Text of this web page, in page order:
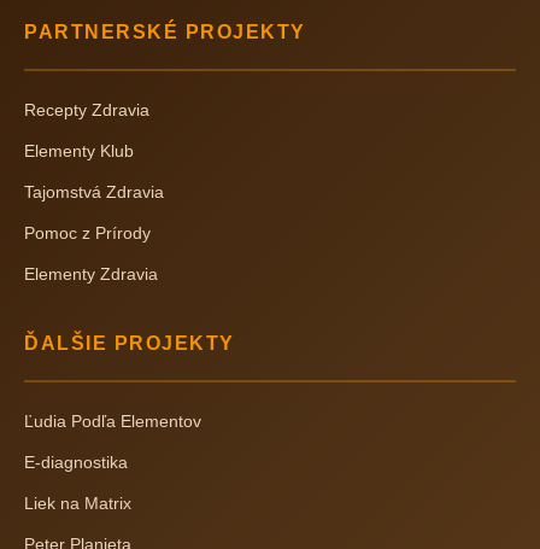
PARTNERSKÉ PROJEKTY
Recepty Zdravia
Elementy Klub
Tajomstvá Zdravia
Pomoc z Prírody
Elementy Zdravia
ĎALŠIE PROJEKTY
Ľudia Podľa Elementov
E-diagnostika
Liek na Matrix
Peter Planieta